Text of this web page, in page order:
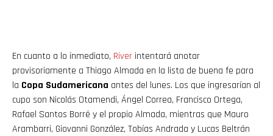
En cuanto a lo inmediato, River intentará anotar
provisoriamente a Thiago Almada en la lista de buena fe para
la Copa Sudamericana antes del lunes. Los que ingresarían al
cupo son Nicolás Otamendi, Ángel Correa, Francisco Ortega,
Rafael Santos Borré y el propio Almada, mientras que Mauro
Arambarri, Giovanni González, Tobías Andrada y Lucas Beltrán